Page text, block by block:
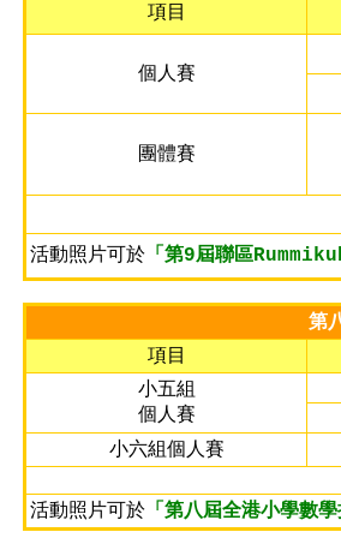
項目
個人賽
團體賽
活動照片可於 「第9屆聯區
第
項目
小五組
個人賽
小六組個人賽
活動照片可於 「第八屆全港小學